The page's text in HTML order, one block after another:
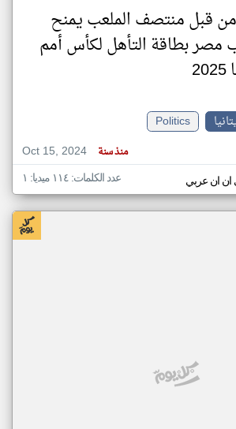
قبل منتصف الملعب يمنح
مصر بطاقة التأهل لكأس أمم
Politics
Oct 15, 2024
منذ سنة
ان عربي عدد الكلمات: ١١٤ ميديا: ١